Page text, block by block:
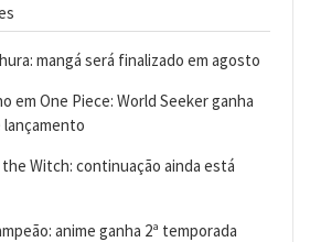
mangá será finalizado em agosto
em One Piece: World Seeker ganha
Witch: continuação ainda está
anime ganha 2ª temporada